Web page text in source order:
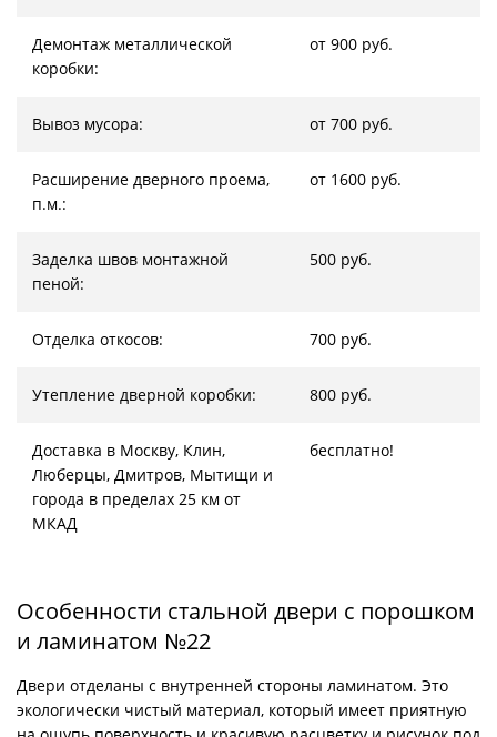
Демонтаж металлической
коробки:
от 900 руб.
Вывоз мусора: от 700 руб.
Расширение дверного проема,
п.м.:
от 1600 руб.
Заделка швов монтажной
пеной:
500 руб.
Отделка откосов: 700 руб.
Утепление дверной коробки: 800 руб.
Доставка в Москву, Клин,
Люберцы, Дмитров, Мытищи и
города в пределах 25 км от
МКАД
бесплатно!
Особенности стальной двери с порошком
и ламинатом №22
Двери отделаны с внутренней стороны ламинатом. Это
экологически чистый материал, который имеет приятную